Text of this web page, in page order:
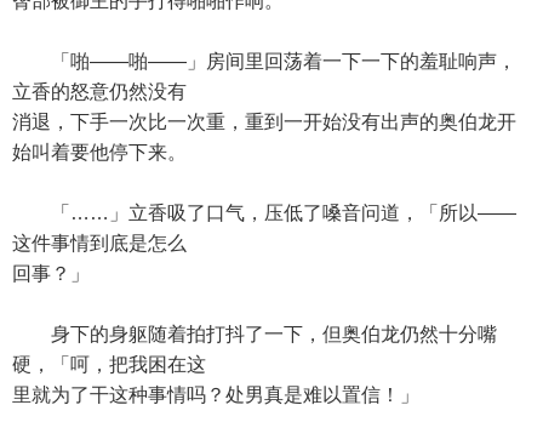
「啪——啪——」房间里回荡着一下一下的羞耻响声，
立香的怒意仍然没有
消退，下手一次比一次重，重到一开始没有出声的奥伯龙开
始叫着要他停下来。
「……」立香吸了口气，压低了嗓音问道，「所以——
这件事情到底是怎么
回事？」
身下的身躯随着拍打抖了一下，但奥伯龙仍然十分嘴
硬，「呵，把我困在这
里就为了干这种事情吗？处男真是难以置信！」